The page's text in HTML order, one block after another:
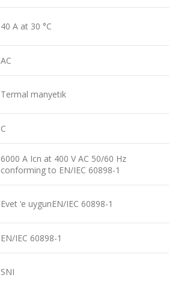
40 A at 30 °C
AC
Termal manyetik
C
6000 A Icn at 400 V AC 50/60 Hz
conforming to EN/IEC 60898-1
Evet ‘e uygunEN/IEC 60898-1
EN/IEC 60898-1
SNI